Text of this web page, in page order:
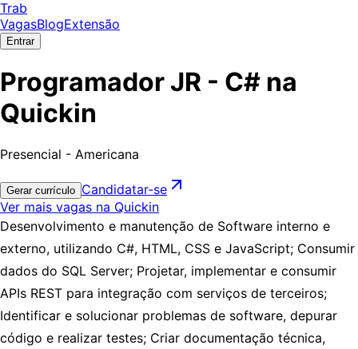
Trab
VagasBlogExtensão
Entrar
Programador JR - C# na
Quickin
Presencial - Americana
Gerar currículo Candidatar-se
Ver mais vagas na Quickin
Desenvolvimento e manutenção de Software interno e
externo, utilizando C#, HTML, CSS e JavaScript; Consumir
dados do SQL Server; Projetar, implementar e consumir
APIs REST para integração com serviços de terceiros;
Identificar e solucionar problemas de software, depurar
código e realizar testes; Criar documentação técnica,